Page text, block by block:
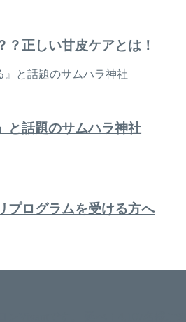
正しい甘皮ケアとは！
と話題のサムハラ神社
プログラムを受ける方へ